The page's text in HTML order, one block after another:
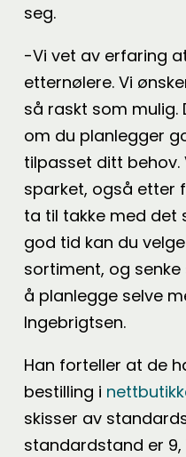
seg.
-Vi vet av erfaring
etternølere. Vi
så raskt som
om du planlegger
tilpasset ditt behov.
sparket, også etter
ta til takke med det
god tid kan du
sortiment, og
å planlegge selve
Ingebrigtsen.
Han forteller at de
bestilling i
skisser av
standardstand er 9,